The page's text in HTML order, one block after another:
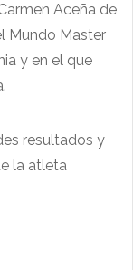
Aceña de
Mundo Master
y en el que
resultados y
la atleta